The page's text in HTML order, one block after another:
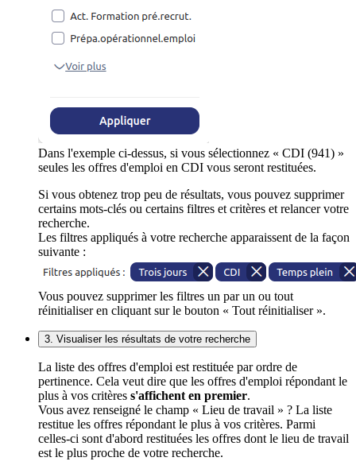
Dans l'exemple ci-dessus, si vous sélectionnez « CDI (941) »
seules les offres d'emploi en CDI vous seront restituées.
Si vous obtenez trop peu de résultats, vous pouvez supprimer
certains mots-clés ou certains filtres et critères et relancer votre
recherche.
Les filtres appliqués à votre recherche apparaissent de la façon
suivante :
Vous pouvez supprimer les filtres un par un ou tout
réinitialiser en cliquant sur le bouton « Tout réinitialiser ».
3. Visualiser les résultats de votre recherche
La liste des offres d'emploi est restituée par ordre de
pertinence. Cela veut dire que les offres d'emploi répondant le
plus à vos critères s'affichent en premier.
Vous avez renseigné le champ « Lieu de travail » ? La liste
restitue les offres répondant le plus à vos critères. Parmi
celles-ci sont d'abord restituées les offres dont le lieu de travail
est le plus proche de votre recherche.